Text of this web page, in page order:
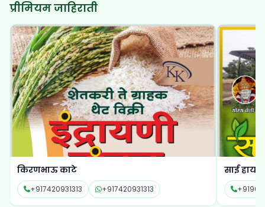
प्रीमियम जाहिराती
ग्रीन नेशन ऍग्रो सर्व्हिसेस
+917768022082 +917768022082